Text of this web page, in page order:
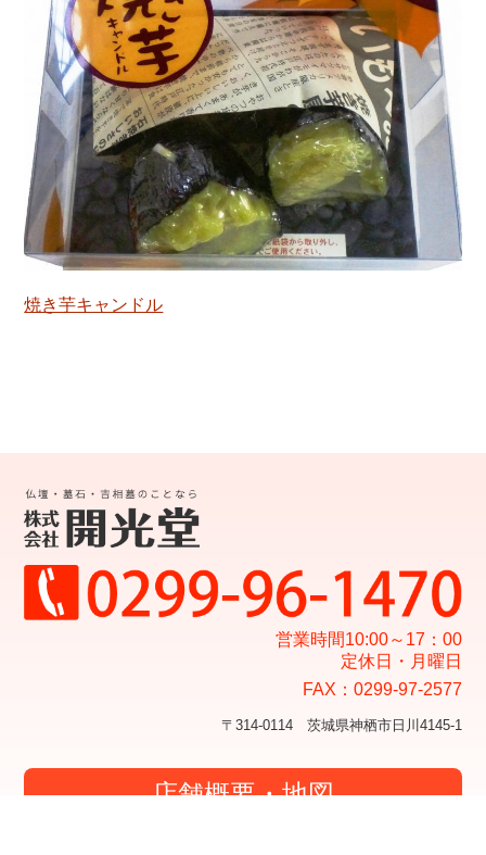
焼き芋キャンドル
営業時間10:00～17：00
定休日・月曜日
FAX：0299-97-2577
〒314-0114 茨城県神栖市日川4145-1
店舗概要・地図